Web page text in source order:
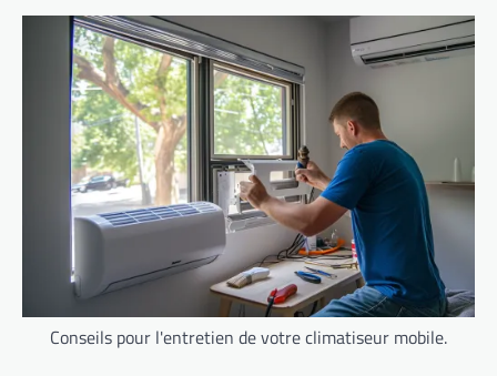
Conseils pour l'entretien de votre climatiseur mobile.